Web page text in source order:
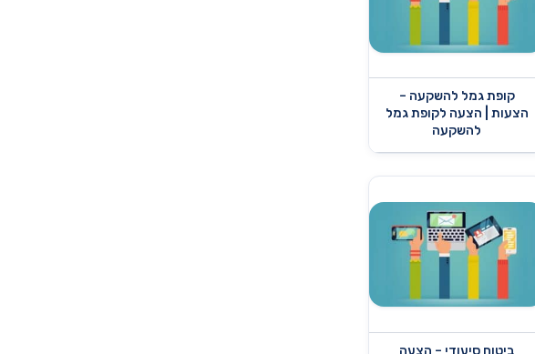
קופת גמל להשקעה –
הצעות | הצעה לקופת גמל
להשקעה
ביטוח סיעודי – הצעה